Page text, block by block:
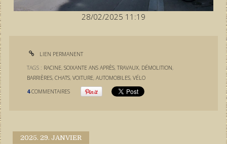
28/02/2025 11:19
LIEN PERMANENT
TAGS : RACINE,SOIXANTE ANS APRÈS,TRAVAUX, DÉMOLITION,
BARRIÈRES,CHATS,VOITURE,AUTOMOBILES,VÉLO
4 COMMENTAIRES
2025. 29. JANVIER